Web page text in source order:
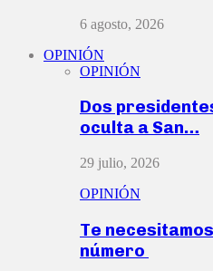
6 agosto, 2026
OPINIÓN
OPINIÓN
Dos
oculta a San…
29 julio, 2026
OPINIÓN
Te
número